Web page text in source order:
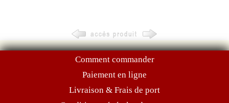
Comment commander
Paiement en ligne
Livraison & Frais de port